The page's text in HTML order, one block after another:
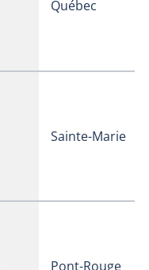
Québec
Sainte-Marie
Pont-Rouge